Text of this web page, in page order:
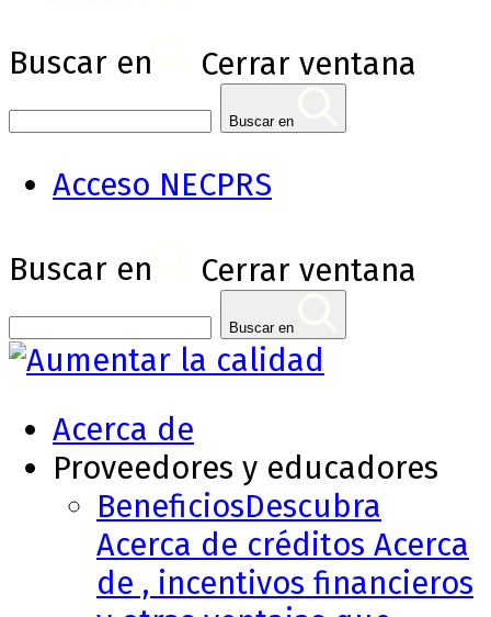
Buscar en Cerrar ventana
Buscar en
Acceso NECPRS
Buscar en Cerrar ventana
Buscar en
Acerca de
Proveedores y educadores
BeneficiosDescubra
Acerca de créditos Acerca
de , incentivos financieros